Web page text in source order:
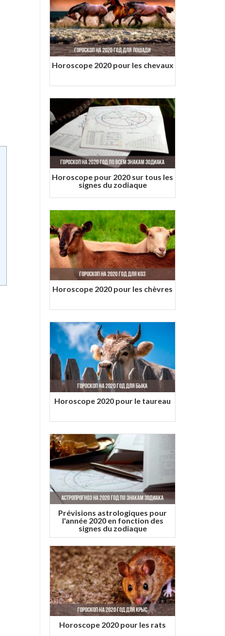
Horoscope 2020 pour les chevaux
Horoscope pour 2020 sur tous les
signes du zodiaque
Horoscope 2020 pour les chèvres
Horoscope 2020 pour le taureau
Prévisions astrologiques pour
l'année 2020 en fonction des
signes du zodiaque
Horoscope 2020 pour les rats